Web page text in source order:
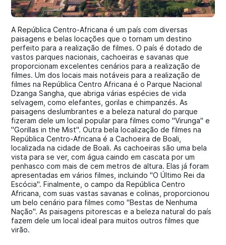
A República Centro-Africana é um país com diversas
paisagens e belas locações que o tornam um destino
perfeito para a realização de filmes. O país é dotado de
vastos parques nacionais, cachoeiras e savanas que
proporcionam excelentes cenários para a realização de
filmes. Um dos locais mais notáveis para a realização de
filmes na República Centro Africana é o Parque Nacional
Dzanga Sangha, que abriga várias espécies de vida
selvagem, como elefantes, gorilas e chimpanzés. As
paisagens deslumbrantes e a beleza natural do parque
fizeram dele um local popular para filmes como "Virunga" e
"Gorillas in the Mist". Outra bela localização de filmes na
República Centro-Africana é a Cachoeira de Boali,
localizada na cidade de Boali. As cachoeiras são uma bela
vista para se ver, com água caindo em cascata por um
penhasco com mais de cem metros de altura. Elas já foram
apresentadas em vários filmes, incluindo "O Último Rei da
Escócia". Finalmente, o campo da República Centro
Africana, com suas vastas savanas e colinas, proporcionou
um belo cenário para filmes como "Bestas de Nenhuma
Nação". As paisagens pitorescas e a beleza natural do país
fazem dele um local ideal para muitos outros filmes que
virão.